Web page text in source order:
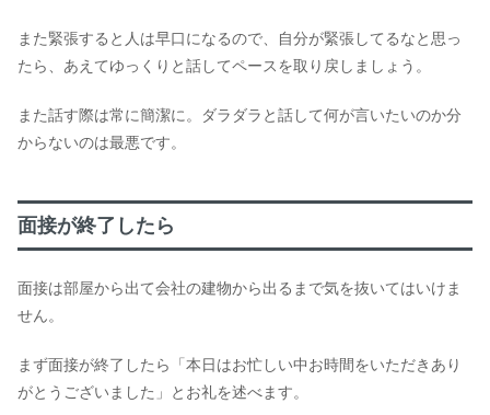
また緊張すると人は早口になるので、自分が緊張してるなと思っ
たら、あえてゆっくりと話してペースを取り戻しましょう。
また話す際は常に簡潔に。ダラダラと話して何が言いたいのか分
からないのは最悪です。
面接が終了したら
面接は部屋から出て会社の建物から出るまで気を抜いてはいけま
せん。
まず面接が終了したら「本日はお忙しい中お時間をいただきあり
がとうございました」とお礼を述べます。